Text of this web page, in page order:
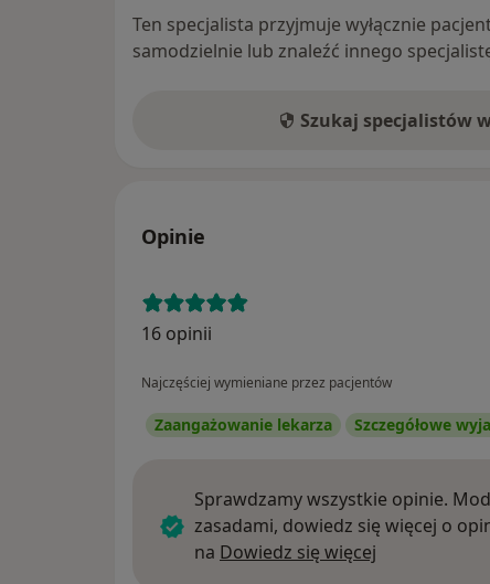
Ten specjalista przyjmuje wyłącznie
samodzielnie lub znaleźć innego
Szukaj specjalistów
Opinie
16 opinii
Najczęściej wymieniane przez pacjentów
Zaangażowanie lekarza Szczegółowe
Sprawdzamy wszystkie opinie.
zasadami, dowiedz się więcej o
na Dowiedz się więcej